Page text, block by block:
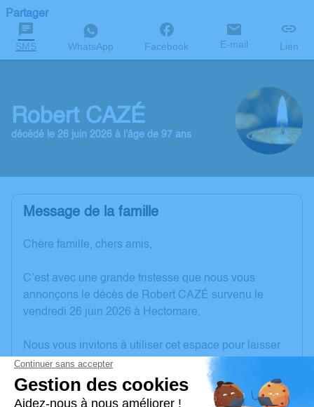
Partager
SMS WhatsApp Facebook E-mail Lien
Robert CAZÉ
décédé le 26 juin 2026 à l'âge de 97 ans
Message de la famille
Chère famille, chers amis,
C’est avec une grande tristesse que nous vous
annonçons le décès de Robert CAZÉ survenu le
vendredi 26 juin 2026 à Hectomare.
Nous vous invitons à utiliser cet espace pour laisser
vos condoléances, partager des photos souvenirs,
une anecdote ou exprimer vos pensées à travers des
poèmes ou des textes. Cet endroit est un lieu